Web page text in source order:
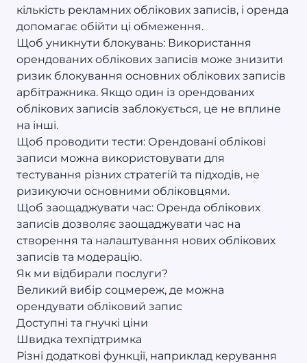
кількість рекламних облікових записів, і оренда
допомагає обійти ці обмеження.
Щоб уникнути блокувань: Використання
орендованих облікових записів може знизити
ризик блокування основних облікових записів
арбітражника. Якщо один із орендованих
облікових записів заблокується, це не вплине
на інші.
Щоб проводити тести: Орендовані облікові
записи можна використовувати для
тестування різних стратегій та підходів, не
ризикуючи основними обліковцями.
Щоб заощаджувати час: Оренда облікових
записів дозволяє заощаджувати час на
створення та налаштування нових облікових
записів та модерацію.
Як ми відбирали послуги?
Великий вибір соцмереж, де можна
орендувати обліковий запис
Доступні та гнучкі ціни
Швидка техпідтримка
Різні додаткові функції, наприклад керування